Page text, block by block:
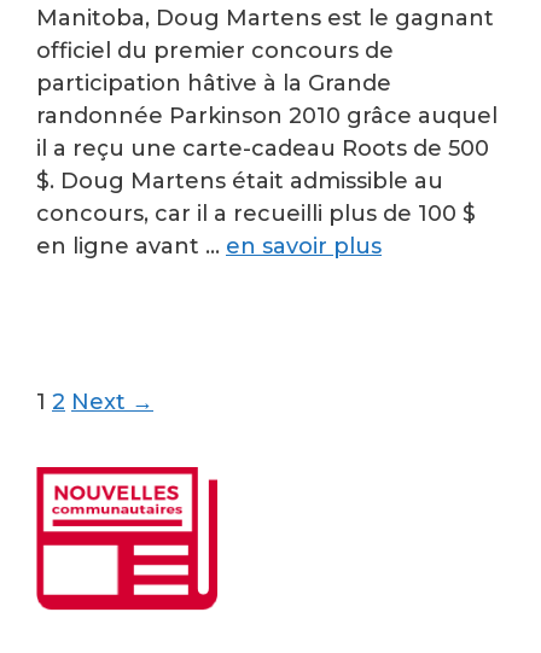
Manitoba, Doug Martens est le gagnant
officiel du premier concours de
participation hâtive à la Grande
randonnée Parkinson 2010 grâce auquel
il a reçu une carte-cadeau Roots de 500
$. Doug Martens était admissible au
concours, car il a recueilli plus de 100 $
en ligne avant … en savoir plus
Post
1 2 Next →